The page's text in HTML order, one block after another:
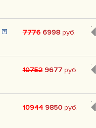
7776 6998руб.
10752 9677руб.
10944 9850руб.